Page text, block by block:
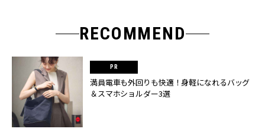
RECOMMEND
満員電車も外回りも快適！身軽になれるバッグ
＆スマホショルダー3選